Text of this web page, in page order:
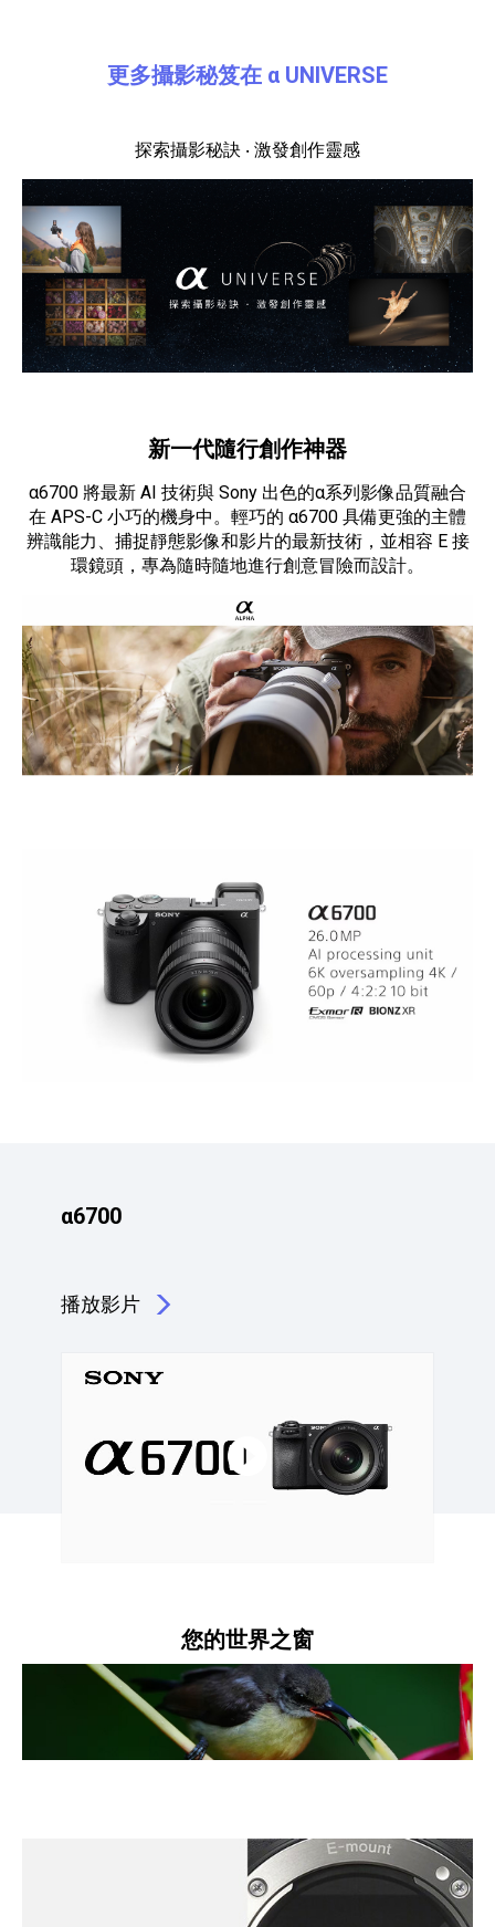
更多攝影秘笈在 α UNIVERSE
探索攝影秘訣 ‧ 激發創作靈感
新一代隨行創作神器
α6700 將最新 AI 技術與 Sony 出色的α系列影像品質融合
在 APS-C 小巧的機身中。輕巧的 α6700 具備更強的主體
辨識能力、捕捉靜態影像和影片的最新技術，並相容 E 接
環鏡頭，專為隨時隨地進行創意冒險而設計。
α6700
播放影片
點擊播放：α6700
您的世界之窗